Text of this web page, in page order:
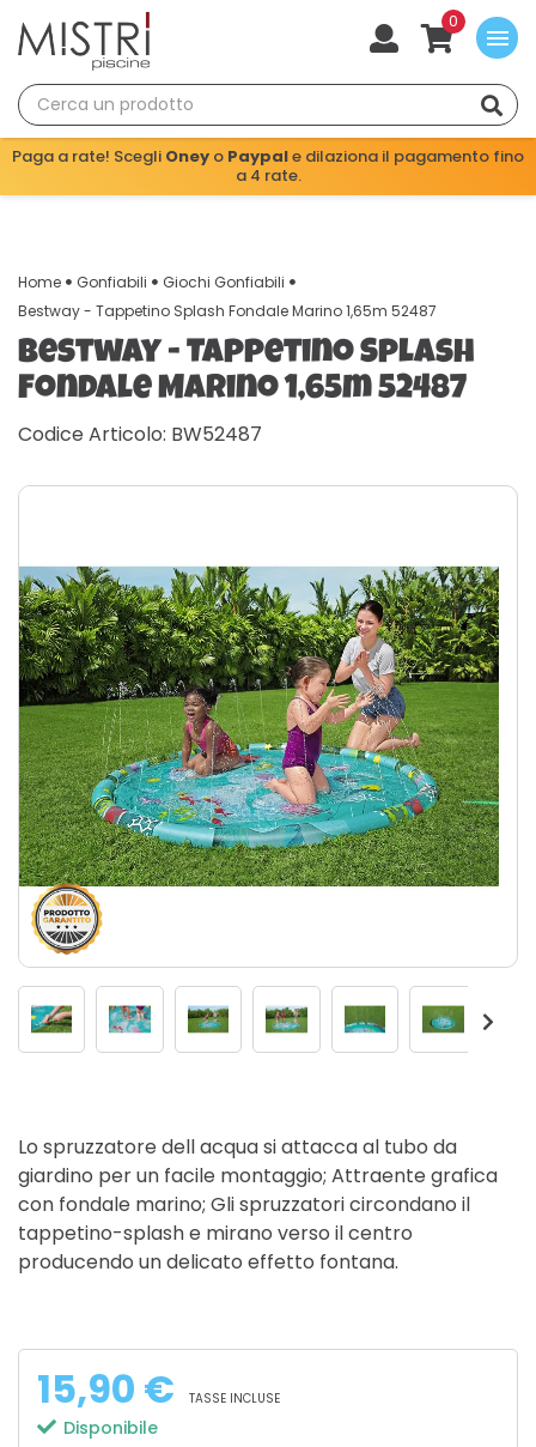
0
menu
Paga a rate! Scegli Oney o Paypale dilaziona il pagamento fino
a 4 rate.
Home Gonfiabili
Giochi Gonfiabili
Bestway - Tappetino Splash Fondale Marino 1,65m 52487
Bestway - Tappetino Splash
Fondale Marino 1,65m 52487
Codice Articolo: BW52487
Lo spruzzatore dell acqua si attacca al tubo da
giardino per un facile montaggio; Attraente grafica
con fondale marino; Gli spruzzatori circondano il
tappetino-splash e mirano verso il centro
producendo un delicato effetto fontana.
15,90 € TASSE INCLUSE
Disponibile